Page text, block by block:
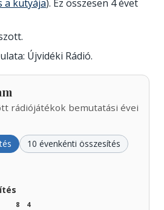
a kutyája). Ez összesen 4 évet
Újvidéki Rádió.
rádiójátékok bemutatási évei
10 évenkénti összesítés
8 4